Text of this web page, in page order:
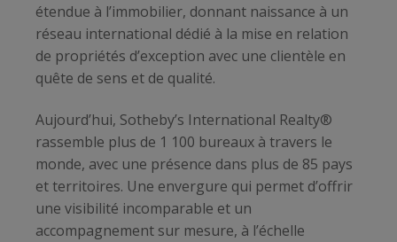
étendue à l’immobilier, donnant naissance à un
réseau international dédié à la mise en relation
de propriétés d’exception avec une clientèle en
quête de sens et de qualité.
Aujourd’hui, Sotheby’s International Realty®
rassemble plus de 1 100 bureaux à travers le
monde, avec une présence dans plus de 85 pays
et territoires. Une envergure qui permet d’offrir
une visibilité incomparable et un
accompagnement sur mesure, à l’échelle